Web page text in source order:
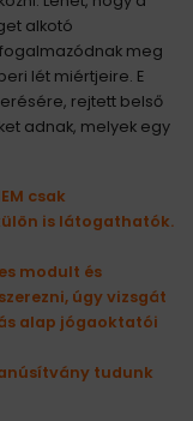
alkotó
meg
lét miértjeire. E
rejtett belső
adnak, melyek egy
csak
is látogathatók.
modult és
úgy vizsgát
alap jógaoktatói
tudunk